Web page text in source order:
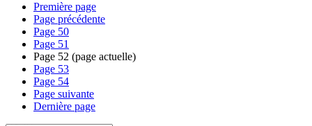
Première page
Page précédente
Page 50
Page 51
Page 52 (page actuelle)
Page 53
Page 54
Page suivante
Dernière page